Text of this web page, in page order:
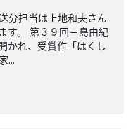
分担当は上地和夫さん
す。 第３９回三島由紀
かれ、受賞作「はくし
...